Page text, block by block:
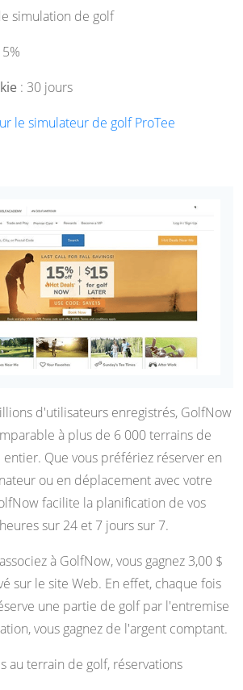
simulation de golf
5%
: 30 jours
le simulateur de golf ProTee
d'utilisateurs enregistrés, GolfNow
à plus de 6 000 terrains de
Que vous préfériez réserver en
ou en déplacement avec votre
facilite la planification de vos
sur 24 et 7 jours sur 7.
à GolfNow, vous gagnez 3,00 $
sur le site Web. En effet, chaque fois
une partie de golf par l'entremise
vous gagnez de l'argent comptant.
au terrain de golf, réservations